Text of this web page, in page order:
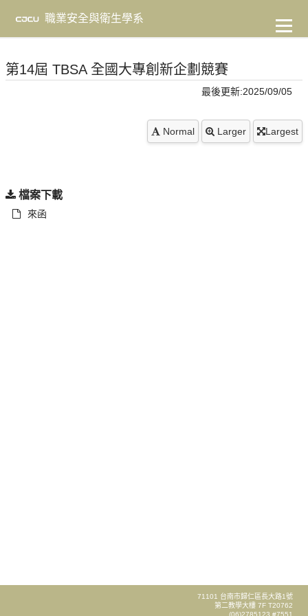
主
職業安全與衛生學系
第14屆 TBSA 全國大專創新企劃競賽
最後更新:2025/09/05
Normal Larger Largest
檔案下載
來函
71101 台南市歸仁區長大路1號
第二教學大樓 7F T20762